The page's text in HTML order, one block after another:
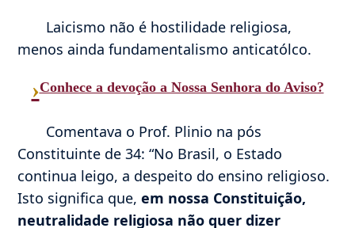
Laicismo não é hostilidade religiosa,
menos ainda fundamentalismo anticatólco.
›Conhece a devoção a Nossa Senhora do Aviso?
Comentava o Prof. Plinio na pós
Constituinte de 34: “No Brasil, o Estado
continua leigo, a despeito do ensino religioso.
Isto significa que,em nossa Constituição,
neutralidade religiosa não quer dizer